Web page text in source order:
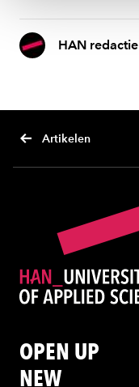
HAN redactie
Artikelen
OPEN UP
NEW